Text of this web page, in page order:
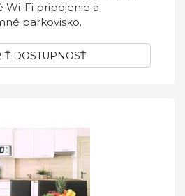
Wi-Fi pripojenie a
​​parkovisko.
DOSTUPNOSŤ